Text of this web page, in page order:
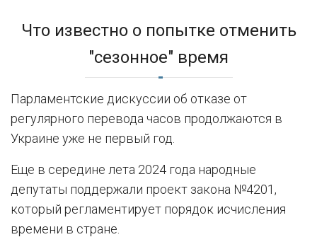
Что известно о попытке отменить
"сезонное" время
Парламентские дискуссии об отказе от
регулярного перевода часов продолжаются в
Украине уже не первый год.
Еще в середине лета 2024 года народные
депутаты поддержали проект закона №4201,
который регламентирует порядок исчисления
времени в стране.